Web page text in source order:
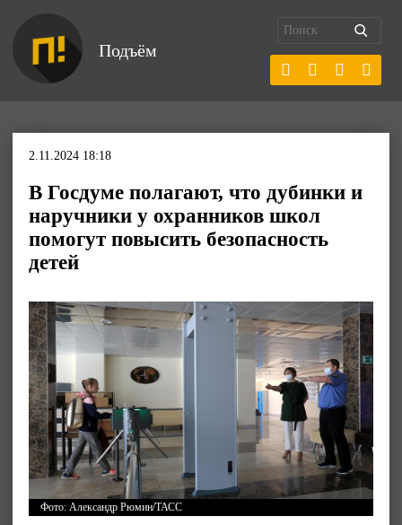
Подъём
2.11.2024 18:18
В Госдуме полагают, что дубинки и
наручники у охранников школ
помогут повысить безопасность
детей
Фото: Александр Рюмин/ТАСС